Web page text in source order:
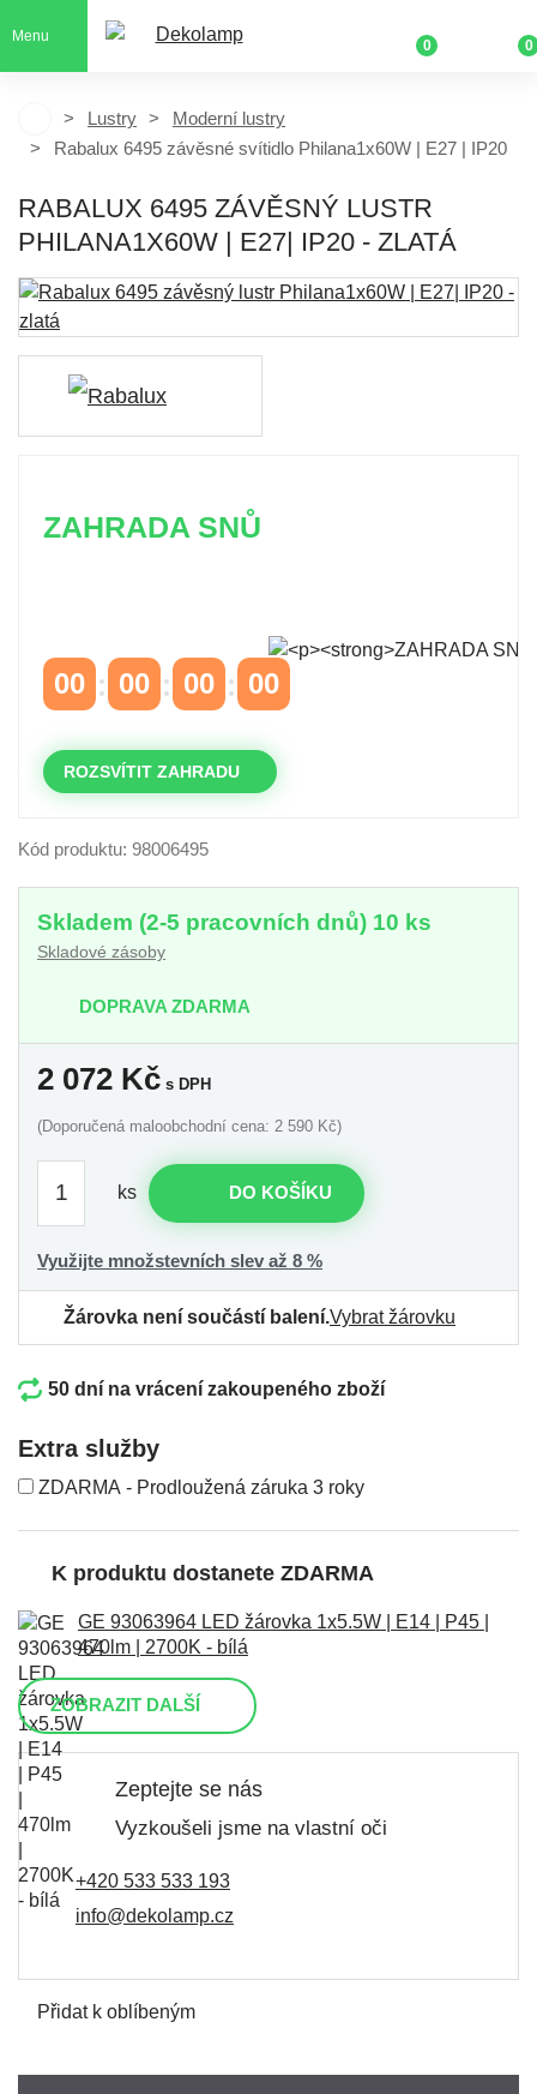
Menu
0 0
Lustry
Moderní lustry
Rabalux 6495 závěsné svítidlo Philana1x60W | E27 | IP20
RABALUX 6495 ZÁVĚSNÝ LUSTR
PHILANA1X60W | E27| IP20 - ZLATÁ
ZAHRADA SNŮ
00 00 00 00
ROZSVÍTIT ZAHRADU
Kód produktu: 98006495
Skladem (2-5 pracovních dnů) 10 ks
Skladové zásoby
DOPRAVA ZDARMA
2 072 Kč s DPH
(Doporučená maloobchodní cena: 2 590 Kč)
ks DO KOŠÍKU
Využijte množstevních slev až 8 %
Žárovka není součástí balení.Vybrat žárovku
50 dní na vrácení zakoupeného zboží
Extra služby
ZDARMA - Prodloužená záruka 3 roky
K produktu dostanete ZDARMA
GE 93063964 LED žárovka 1x5.5W | E14 | P45 |
470lm | 2700K - bílá
ZOBRAZIT DALŠÍ
Zeptejte se nás
Vyzkoušeli jsme na vlastní oči
+420 533 533 193
info@dekolamp.cz
Přidat k oblíbeným